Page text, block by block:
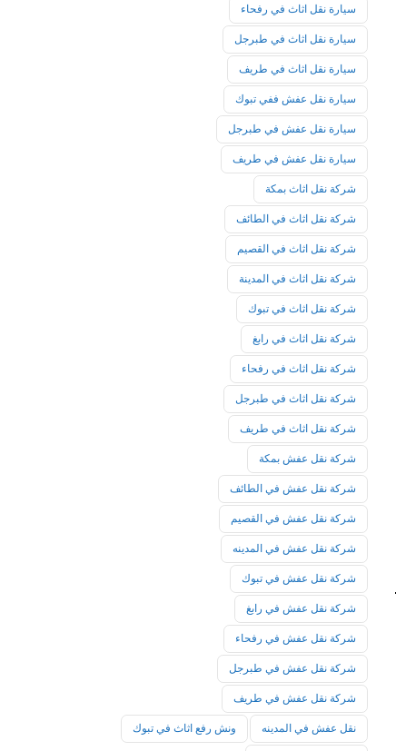
سيارة نقل اثاث في رفحاء
سيارة نقل اثاث في طبرجل
سيارة نقل اثاث في طريف
سيارة نقل عفش ففي تبوك
سيارة نقل عفش في طبرجل
سيارة نقل عفش في طريف
شركة نقل اثاث بمكة
شركة نقل اثاث في الطائف
شركة نقل اثاث في القصيم
شركة نقل اثاث في المدينة
شركة نقل اثاث في تبوك
شركة نقل اثاث في رابغ
شركة نقل اثاث في رفحاء
شركة نقل اثاث في طبرجل
شركة نقل اثاث في طريف
شركة نقل عفش بمكة
شركة نقل عفش في الطائف
شركة نقل عفش في القصيم
شركة نقل عفش في المدينه
شركة نقل عفش في تبوك
شركة نقل عفش في رابغ
شركة نقل عفش في رفحاء
شركة نقل عفش في طبرجل
شركة نقل عفش في طريف
نقل عفش في المدينه ونش رفع اثاث في تبوك